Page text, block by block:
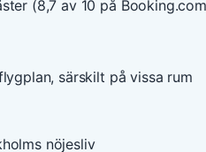
(8,7 av 10 på
särskilt på vissa rum
nöjesliv